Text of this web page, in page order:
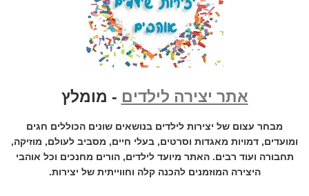
אתר יצירה לילדים - מומלץ
מבחר עצום של יצירות לילדים בנושאים שונים הכוללים חגים
ומועדים, דמויות מאגדות וסרטים, בעלי חיים, מסביב לעולם, מוזיקה,
תחבורה ועוד רבים. האתר מיועד לילדים, הורים מחנכים וכל אוהבי
היצירה המוזמנים להכנה קלה וחווייתית של יצירות.